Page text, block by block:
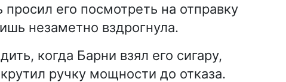
его посмотреть на отправку
незаметно вздрогнула.
когда Барни взял его сигару,
ручку мощности до отказа.